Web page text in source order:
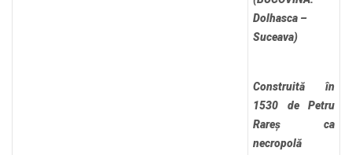
Dolhasca –
Suceava)
Construită în
1530 de Petru
Rareș ca
necropolă